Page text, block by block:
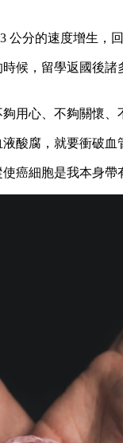
分的速度增生，
候，留學返國後
用心、不夠關懷
酸腐，就要衝破
癌細胞是我本身